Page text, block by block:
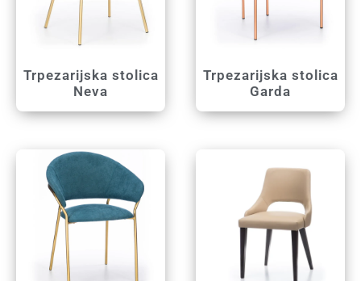
Trpezarijska stolica
Neva
Trpezarijska stolica
Garda